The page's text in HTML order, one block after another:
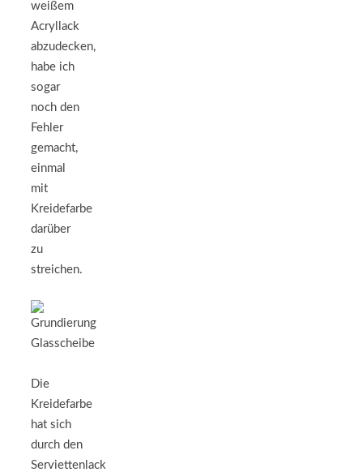
weißem
Acryllack
abzudecken,
habe ich
sogar
noch den
Fehler
gemacht,
einmal
mit
Kreidefarbe
darüber
zu
streichen.
Die
Kreidefarbe
hat sich
durch den
Serviettenlack